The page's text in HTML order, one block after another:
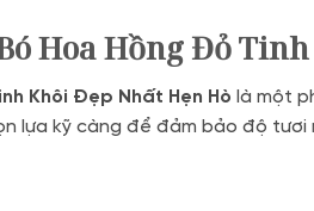
Hoa Hồng Đỏ
Khôi Đẹp Nhất Hẹn Hò là một
lựa kỹ càng để đảm bảo độ tươi